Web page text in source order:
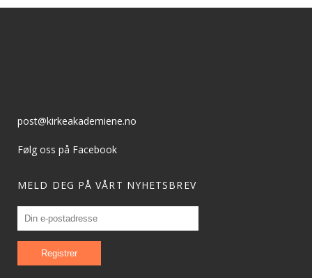
post@kirkeakademiene.no
Følg oss på Facebook
MELD DEG PÅ VÅRT NYHETSBREV